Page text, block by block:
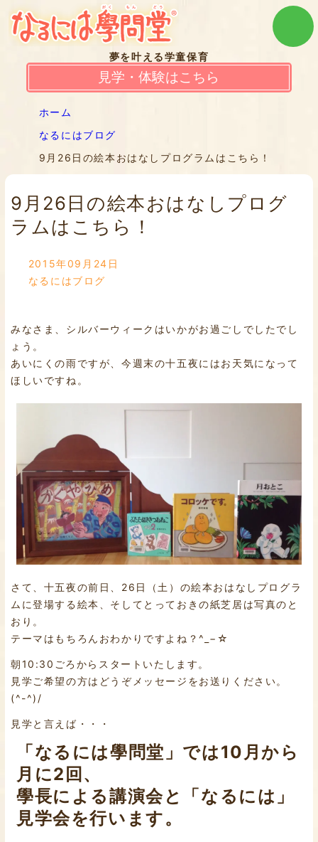
夢を叶える学童保育
見学・体験はこちら
ホーム
なるにはブログ
9月26日の絵本おはなしプログラムはこちら！
9月26日の絵本おはなしプログ
ラムはこちら！
2015年09月24日
なるにはブログ
みなさま、シルバーウィークはいかがお過ごしでしたでし
ょう。
あいにくの雨ですが、今週末の十五夜にはお天気になって
ほしいですね。
さて、十五夜の前日、26日（土）の絵本おはなしプログラ
ムに登場する絵本、そしてとっておきの紙芝居は写真のと
おり。
テーマはもちろんおわかりですよね？^_−☆
朝10:30ごろからスタートいたします。
見学ご希望の方はどうぞメッセージをお送りください。
(^-^)/
見学と言えば・・・
「なるには學問堂」では10月から
月に2回、
學長による講演会と「なるには」
見学会を行います。